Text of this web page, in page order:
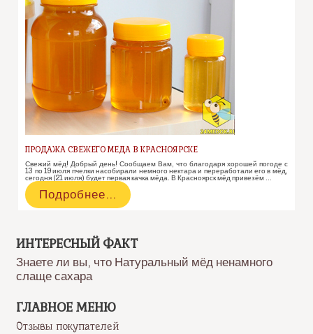
ПРОДАЖА СВЕЖЕГО МЕДА В КРАСНОЯРСКЕ
Свежий мёд! Добрый день! Сообщаем Вам, что благодаря хорошей погоде с
13 по 19 июля пчелки насобирали немного нектара и переработали его в мёд,
сегодня (21 июля) будет первая качка мёда. В Красноярск мёд привезём …
Продажа
свежего
Красноярске
Подробнее…
ИНТЕРЕСНЫЙ ФАКТ
Знаете ли вы, что Натуральный мёд ненамного
слаще сахара
ГЛАВНОЕ МЕНЮ
Отзывы покупателей